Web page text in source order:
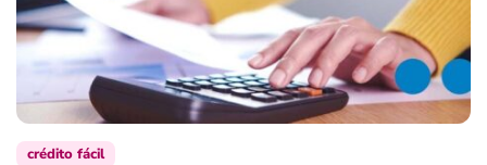
crédito fácil